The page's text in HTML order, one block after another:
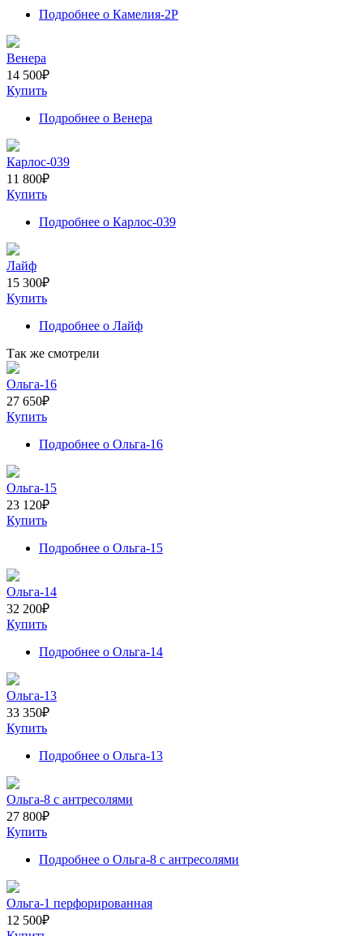
Подробнее о Камелия-2Р
Венера
14 500₽
Купить
Подробнее о Венера
Карлос-039
11 800₽
Купить
Подробнее о Карлос-039
Лайф
15 300₽
Купить
Подробнее о Лайф
Так же смотрели
Ольга-16
27 650₽
Купить
Подробнее о Ольга-16
Ольга-15
23 120₽
Купить
Подробнее о Ольга-15
Ольга-14
32 200₽
Купить
Подробнее о Ольга-14
Ольга-13
33 350₽
Купить
Подробнее о Ольга-13
Ольга-8 с антресолями
27 800₽
Купить
Подробнее о Ольга-8 с антресолями
Ольга-1 перфорированная
12 500₽